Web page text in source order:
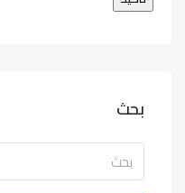
بحث